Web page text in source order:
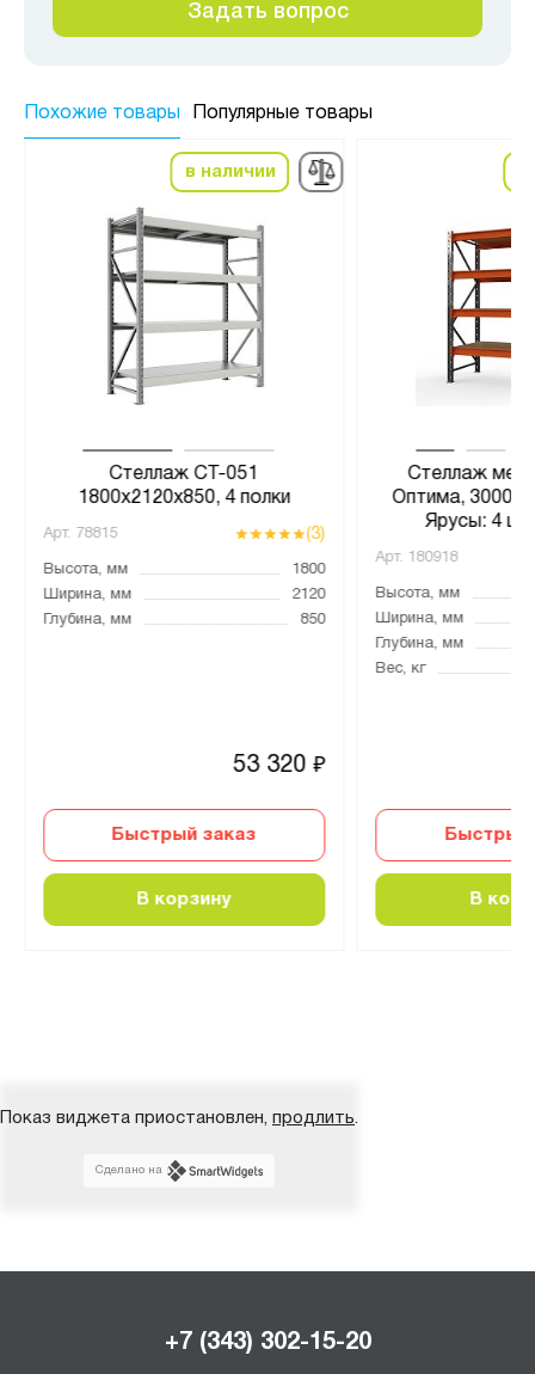
Задать вопрос
Похожие товары Популярные товары
в наличии
Стеллаж СТ-051
1800x2120x850, 4 полки
Арт. 78815 (3)
Высота, мм
1800
Ширина, мм
2120
Глубина, мм
850
53 320₽
Быстрый заказ
В корзину
Стеллаж
Оптима,
Ярусы: 4
Арт. 180918
Высота, мм
Ширина, мм
Глубина, мм
Вес, кг
Быстрый
В
Показ виджета приостановлен, продлить.
Сделано на
+7 (343) 302-15-20